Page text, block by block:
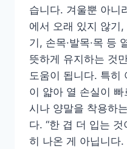
습니다. 겨울뿐 아니
에서 오래 있지 않기
기, 손목·발목·목 등
뜻하게 유지하는 것
도움이 됩니다. 특히
이 얇아 열 손실이
시나 양말을 착용하
다. “한 겹 더 입는
히 나온 게 아닙니다.